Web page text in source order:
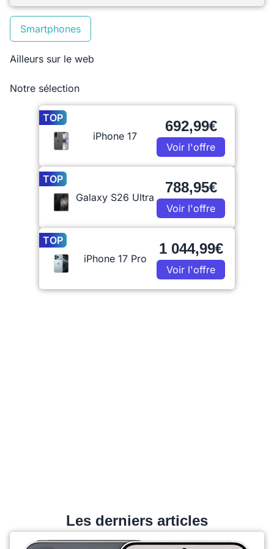
Smartphones
Ailleurs sur le web
Notre sélection
TOP
iPhone 17
692,99€
Voir l'offre
TOP
Galaxy S26 Ultra
788,95€
Voir l'offre
TOP
iPhone 17 Pro
1 044,99€
Voir l'offre
Les derniers articles